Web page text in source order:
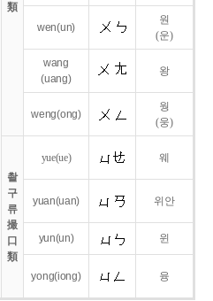
類
wen(un)
원
(운)
wang
(uang)
왕
weng(ong)
웡
(웅)
촬
구
류
撮
口
類
yue(ue) 웨
yuan(uan) 위안
yun(un) 윈
yong(iong) 융